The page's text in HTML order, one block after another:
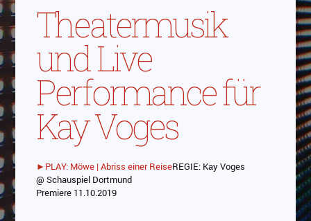
Theatermusik
und Live
Performance für
Kay Voges
Abspielen
►PLAY: Möwe | Abriss einer ReiseREGIE: Kay Voges
@ Schauspiel Dortmund
Premiere 11.10.2019